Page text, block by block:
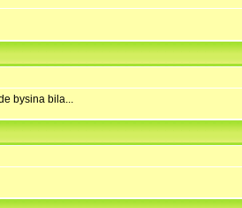
bysina bila...